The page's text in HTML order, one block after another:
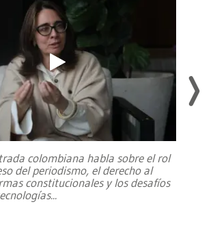
colombiana habla sobre el rol
del periodismo, el derecho al
constitucionales y los desafíos
...